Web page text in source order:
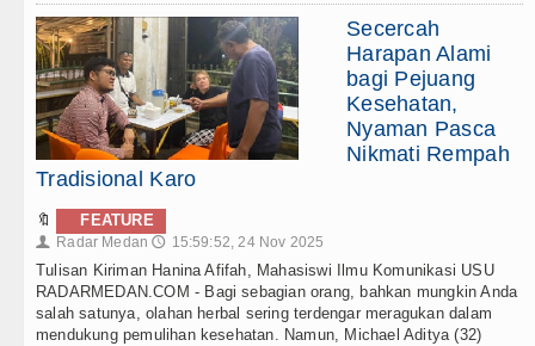
Secercah
Harapan Alami
bagi Pejuang
Kesehatan,
Nyaman Pasca
Nikmati Rempah
Tradisional Karo
🔖 FEATURE
👤 Radar Medan 🕔 15:59:52, 24 Nov 2025
Tulisan Kiriman Hanina Afifah, Mahasiswi Ilmu Komunikasi USU
RADARMEDAN.COM - Bagi sebagian orang, bahkan mungkin Anda
salah satunya, olahan herbal sering terdengar meragukan dalam
mendukung pemulihan kesehatan. Namun, Michael Aditya (32)